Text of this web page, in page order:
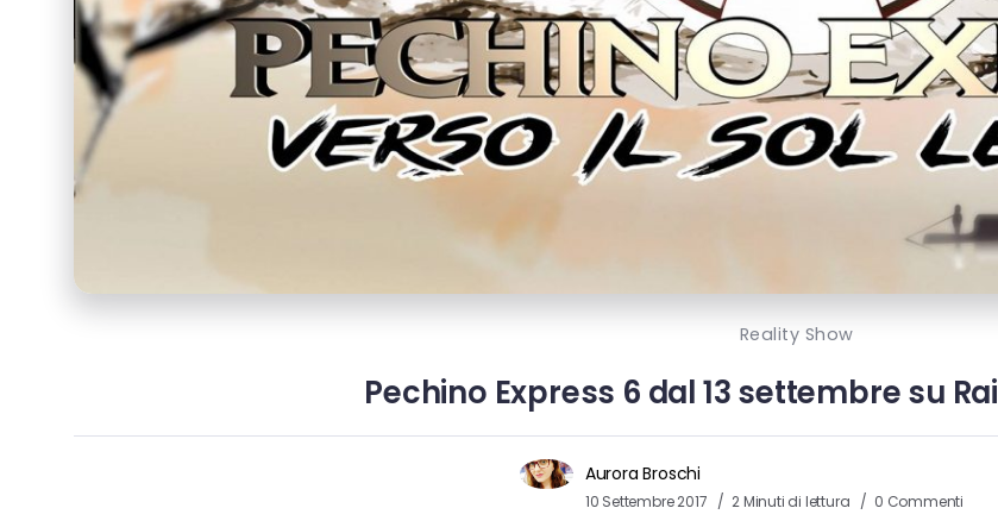
Reality Show
Pechino Express 6 dal 13 settembre su
Aurora Broschi
10 Settembre 2017 2 Minuti di lettura 0 Commenti